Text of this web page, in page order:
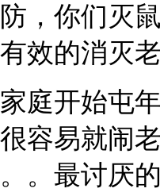
，你们灭
效的消灭
庭开始屯
容易就闹
。最讨厌